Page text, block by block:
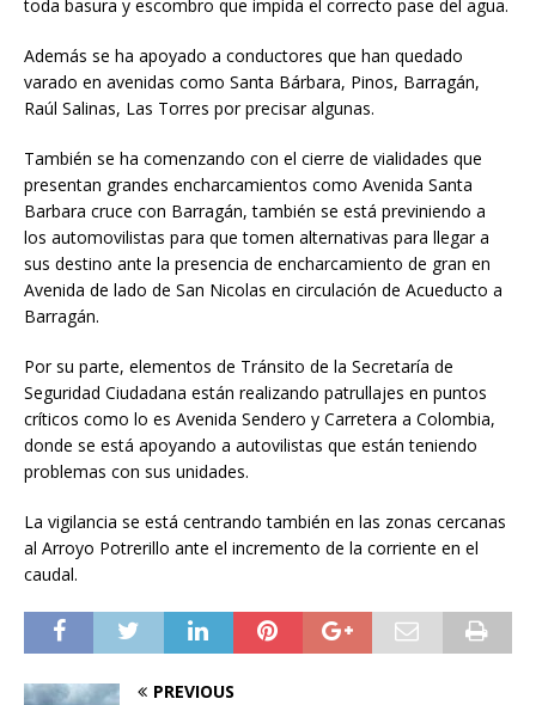
toda basura y escombro que impida el correcto pase del agua.
Además se ha apoyado a conductores que han quedado
varado en avenidas como Santa Bárbara, Pinos, Barragán,
Raúl Salinas, Las Torres por precisar algunas.
También se ha comenzando con el cierre de vialidades que
presentan grandes encharcamientos como Avenida Santa
Barbara cruce con Barragán, también se está previniendo a
los automovilistas para que tomen alternativas para llegar a
sus destino ante la presencia de encharcamiento de gran en
Avenida de lado de San Nicolas en circulación de Acueducto a
Barragán.
Por su parte, elementos de Tránsito de la Secretaría de
Seguridad Ciudadana están realizando patrullajes en puntos
críticos como lo es Avenida Sendero y Carretera a Colombia,
donde se está apoyando a autovilistas que están teniendo
problemas con sus unidades.
La vigilancia se está centrando también en las zonas cercanas
al Arroyo Potrerillo ante el incremento de la corriente en el
caudal.
PREVIOUS